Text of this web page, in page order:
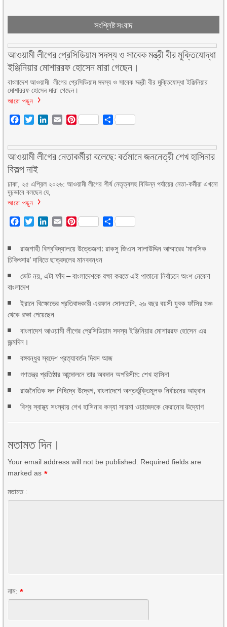
সংশ্লিষ্ট সংবাদ
আওয়ামী লীগের প্রেসিডিয়াম সদস্য ও সাবেক মন্ত্রী বীর মুক্তিযোদ্ধা
ইঞ্জিনিয়ার মোশাররফ হোসেন মারা গেছেন।
বাংলাদেশ আওয়ামী লীগের প্রেসিডিয়াম সদস্য ও সাবেক মন্ত্রী বীর মুক্তিযোদ্ধা ইঞ্জিনিয়ার
মোশাররফ হোসেন মারা গেছেন।
আরো পড়ুন
Facebook
TwitterLinkedIn
EmailPinterest Share
আওয়ামী লীগের নেতাকর্মীরা বলেছে: বর্তমানে জননেত্রী শেখ হাসিনার
বিকল্প নাই
ঢাকা, ২৫ এপ্রিল ২০২৬: আওয়ামী লীগের শীর্ষ নেতৃত্বসহ বিভিন্ন পর্যায়ের নেতা-কর্মীরা এখনো
দৃঢ়ভাবে বলছেন যে,
আরো পড়ুন
Facebook
TwitterLinkedIn
EmailPinterest Share
রাজশাহী বিশ্ববিদ্যালয়ে উত্তেজনা: রাকসু জিএস সালাউদ্দিন আম্মারের ‘মানসিক
চিকিৎসার’ দাবিতে ছাত্রদলের মানববন্ধন
ভোট নয়, এটা ফাঁদ – বাংলাদেশকে রক্ষা করতে এই পাতানো নির্বাচনে অংশ নেবেনা
বাংলাদেশ
ইরানে বিক্ষোভের প্রতিবাদকারী এরফান সোলতানি, ২৬ বছর বয়সী যুবক ফাঁসির মঞ্চ
থেকে রক্ষা পেয়েছেন
বাংলাদেশ আওয়ামী লীগের প্রেসিডিয়াম সদস্য ইঞ্জিনিয়ার মোশাররফ হোসেন এর
জন্মদিন।
বঙ্গবন্ধুর স্বদেশ প্রত্যাবর্তন দিবস আজ
গণতন্ত্র প্রতিষ্ঠার আন্দোলনে তার অবদান অপরিসীম: শেখ হাসিনা
রাজনৈতিক দল নিষিদ্ধে উদ্বেগ, বাংলাদেশে অন্তর্ভুক্তিমূলক নির্বাচনের আহ্বান
বিশ্ব স্বাস্থ্য সংস্থায় শেখ হাসিনার কন্যা সায়মা ওয়াজেদকে ফেরানোর উদ্যোগ
মতামত দিন।
Your email address will not be published. Required fields are
marked as *
মতামত :
নাম: *